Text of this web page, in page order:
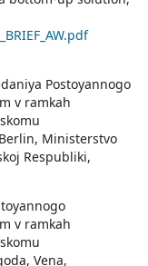
Postoyannogo
v ramkah
Ministerstvo
Respubliki,
v ramkah
Vena,